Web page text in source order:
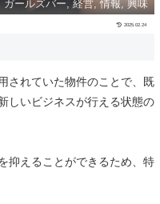
ガールズバー, 経営, 情報, 興味
2025.02.24
されていた物件のことで、既
しいビジネスが行える状態の
抑えることができるため、特